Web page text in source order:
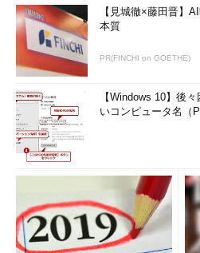
【見城徹×藤田晋】
本質
PR(FINCHI on GOETHE)
【Windows 10】後
いコンピュータ名（